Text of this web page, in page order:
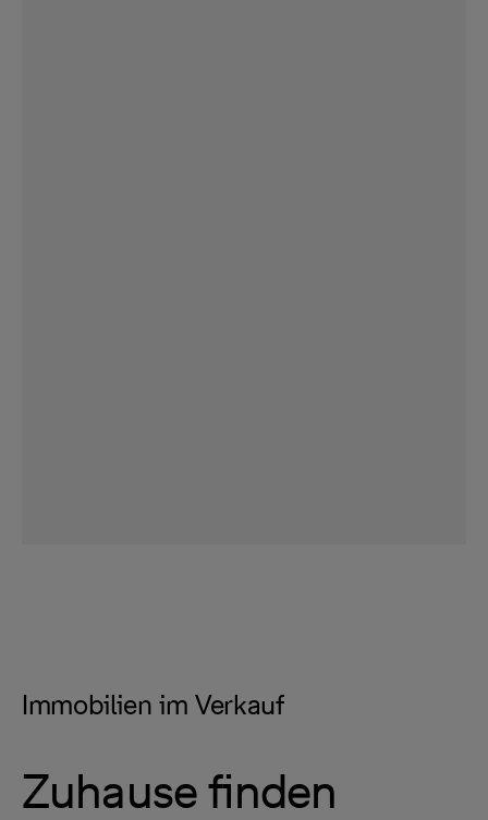
Immobilien im Verkauf
Zuhause finden